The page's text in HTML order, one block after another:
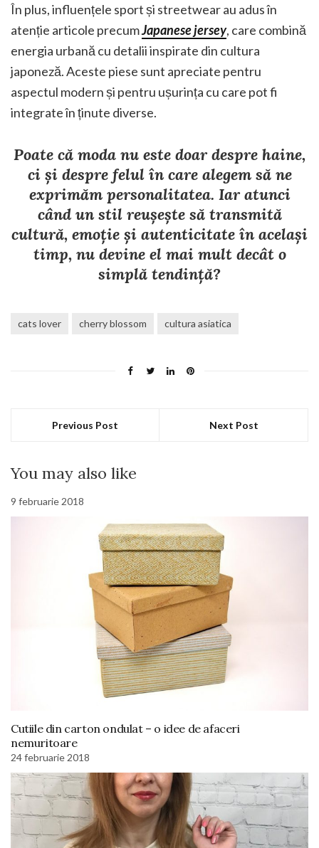
În plus, influențele sport și streetwear au adus în
atenție articole precumJapanese jersey, care combină
energia urbană cu detalii inspirate din cultura
japoneză. Aceste piese sunt apreciate pentru
aspectul modern și pentru ușurința cu care pot fi
integrate în ținute diverse.
Poate că moda nu este doar despre haine,
ci și despre felul în care alegem să ne
exprimăm personalitatea. Iar atunci
când un stil reușește să transmită
cultură, emoție și autenticitate în același
timp, nu devine el mai mult decât o
simplă tendință?
cats lover cherry blossom cultura asiatica
Previous Post Next Post
You may also like
9 februarie 2018
Cutiile din carton ondulat – o idee de afaceri
nemuritoare
24 februarie 2018